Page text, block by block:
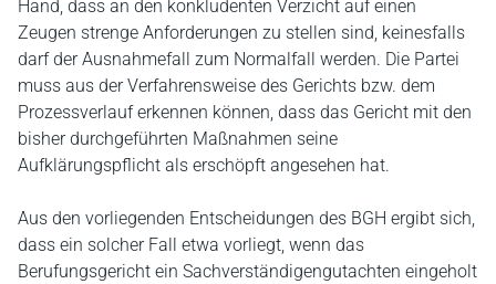
Hand, dass an den konkludenten Verzicht auf einen
Zeugen strenge Anforderungen zu stellen sind, keinesfalls
darf der Ausnahmefall zum Normalfall werden. Die Partei
muss aus der Verfahrensweise des Gerichts bzw. dem
Prozessverlauf erkennen können, dass das Gericht mit den
bisher durchgeführten Maßnahmen seine
Aufklärungspflicht als erschöpft angesehen hat.
Aus den vorliegenden Entscheidungen des BGH ergibt sich,
dass ein solcher Fall etwa vorliegt, wenn das
Berufungsgericht ein Sachverständigengutachten eingeholt